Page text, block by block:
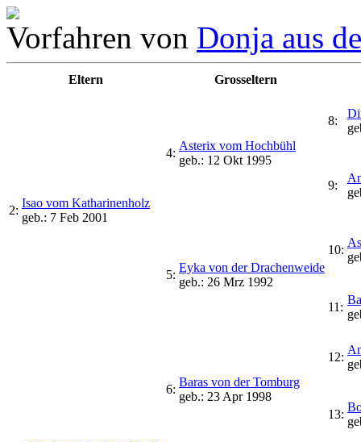
Vorfahren von Donja aus
Eltern Grosseltern
2:
Isao vom Katharinenholz
geb.: 7 Feb 2001
4:
Asterix vom Hochbühl
geb.: 12 Okt 1995
8:
9:
5:
Eyka von der Drachenweide
geb.: 26 Mrz 1992
10:
11:
6:
Baras von der Tomburg
geb.: 23 Apr 1998
12:
13: